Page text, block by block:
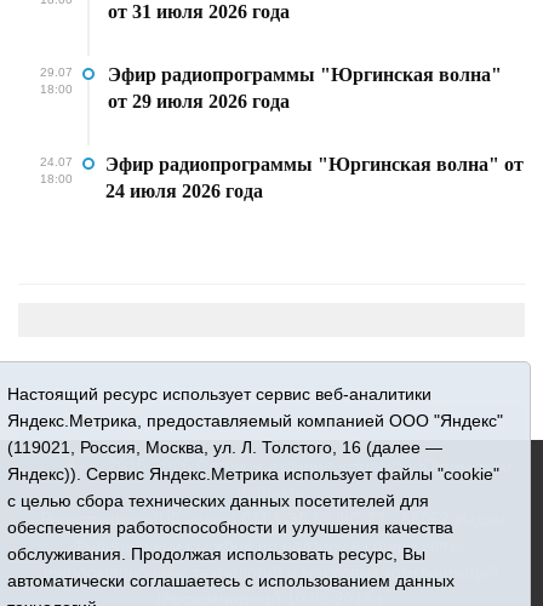
от 31 июля 2026 года
29.07
18:00
Эфир радиопрограммы "Юргинская волна"
от 29 июля 2026 года
24.07
18:00
Эфир радиопрограммы "Юргинская волна" от
24 июля 2026 года
16+ © 2015-2026 Сетевое издание «Новости Юргинского
Регистрационный номер СМИ ЭЛ № ФС 77 - 66052 выдан
Федеральной службой по надзору в сфере связи,
Настоящий ресурс использует сервис веб-аналитики
Яндекс.Метрика, предоставляемый компанией ООО "Яндекс"
(119021, Россия, Москва, ул. Л. Толстого, 16 (далее —
Яндекс)). Сервис Яндекс.Метрика использует файлы "cookie"
с целью сбора технических данных посетителей для
обеспечения работоспособности и улучшения качества
обслуживания. Продолжая использовать ресурс, Вы
автоматически соглашаетесь с использованием данных